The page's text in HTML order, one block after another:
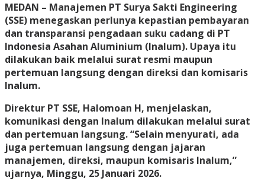
MEDAN – Manajemen PT Surya Sakti Engineering
(SSE) menegaskan perlunya kepastian pembayaran
dan transparansi pengadaan suku cadang di PT
Indonesia Asahan Aluminium (Inalum). Upaya itu
dilakukan baik melalui surat resmi maupun
pertemuan langsung dengan direksi dan komisaris
Inalum.
Direktur PT SSE, Halomoan H, menjelaskan,
komunikasi dengan Inalum dilakukan melalui surat
dan pertemuan langsung. “Selain menyurati, ada
juga pertemuan langsung dengan jajaran
manajemen, direksi, maupun komisaris Inalum,”
ujarnya, Minggu, 25 Januari 2026.